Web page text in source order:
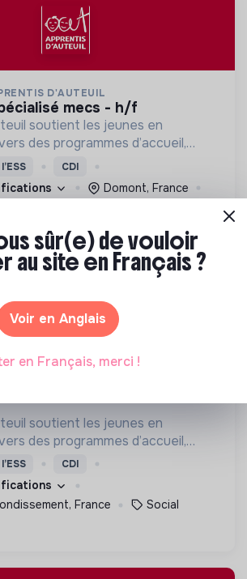
D'AUTEUIL
mecs - h/f
soutient les jeunes en
des programmes d’accueil,
formation et d’insertion pour leur
des hommes et des femmes
CDI
Domont, France
D'AUTEUIL
soutient les jeunes en
des programmes d’accueil,
formation et d’insertion pour leur
des hommes et des femmes
CDI
France
Social
sûr(e) de vouloir
au site en Français ?
Voir en Anglais
en Français, merci !